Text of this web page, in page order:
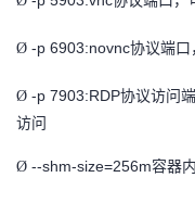
Ø -p 6903:novnc协议端口
Ø -p 7903:RDP协议访问
访问
Ø --shm-size=256m容器